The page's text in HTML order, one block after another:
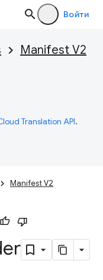
Войти
Manifest V2
Translation API.
Manifest V2